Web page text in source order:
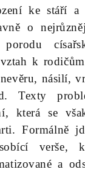
ke stáří a
o
porodu
k
násilí,
Texty
která se
Formálně
verše,
a